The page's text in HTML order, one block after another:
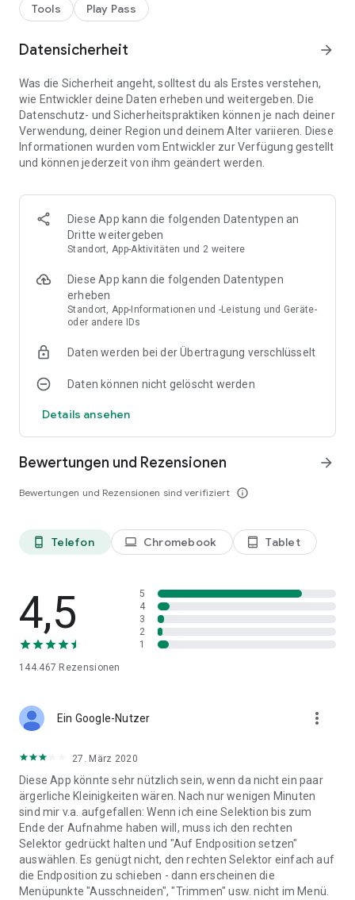
- In bestehende Aufnahme neue einfügen, Datei in
bestehende Importieren
- 10 Band Equalizer
- Ändern der Geschwindigkeit, Tonhöhe, Pitch
- Splitting in Gesang und Begleitung
- Audioformate: mp3 (bis 320kb/s), flac, m4a, aac, wav (16
Bit PCM) und wma, video import: mp4, 3gp, 3g2
Bemerkung: Zum editieren muss genug freier Speicher auf
Ihrer ersten SD-Card vorhanden sein. Für 10min 48k stereo
Tools Play Pass
Datensicherheit arrow_forward
Was die Sicherheit angeht, solltest du als Erstes verstehen,
wie Entwickler deine Daten erheben und weitergeben. Die
Datenschutz- und Sicherheitspraktiken können je nach deiner
Verwendung, deiner Region und deinem Alter variieren. Diese
Informationen wurden vom Entwickler zur Verfügung gestellt
und können jederzeit von ihm geändert werden.
Diese App kann die folgenden Datentypen an
Dritte weitergeben
Standort, App-Aktivitäten und 2 weitere
Diese App kann die folgenden Datentypen
erheben
Standort, App-Informationen und -Leistung und Geräte-
oder andere IDs
Daten werden bei der Übertragung verschlüsselt
Daten können nicht gelöscht werden
Details ansehen
Bewertungen und Rezensionen
Bewertungen und Rezensionen sind verifiziert info_outline
arrow_forward
phone_android Telefon laptop Chromebook tablet_android Tablet
4,5
144.467 Rezensionen
5
4
3
2
1
Ein Google-Nutzer more_vert
27. März 2020
Diese App könnte sehr nützlich sein, wenn da nicht ein paar
ärgerliche Kleinigkeiten wären. Nach nur wenigen Minuten
sind mir v.a. aufgefallen: Wenn ich eine Selektion bis zum
Ende der Aufnahme haben will, muss ich den rechten
Selektor gedrückt halten und "Auf Endposition setzen"
auswählen. Es genügt nicht, den rechten Selektor einfach auf
die Endposition zu schieben - dann erscheinen die
Menüpunkte "Ausschneiden", "Trimmen" usw. nicht im Menü.